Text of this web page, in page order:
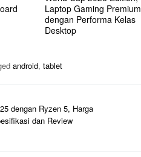
Laptop Gaming Premium
dengan Performa Kelas
Desktop
android, tablet
dengan Ryzen 5, Harga
dan Review